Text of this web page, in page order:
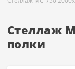
Стеллаж
полки